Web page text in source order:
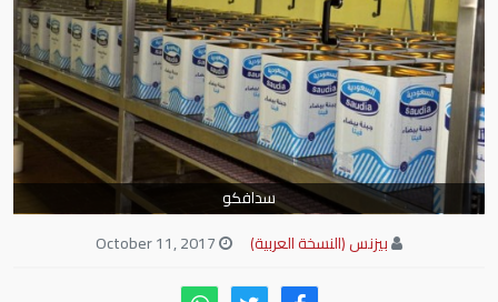
سدافكو
بيزنس (النسخة العربية)